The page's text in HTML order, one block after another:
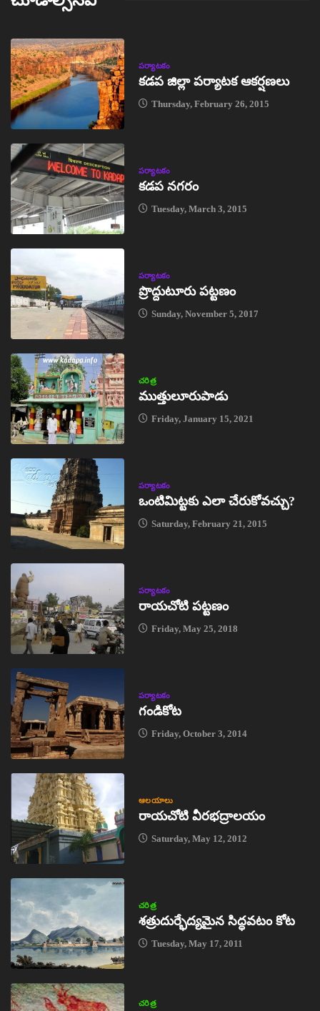
పర్యాటకం
కడప జిల్లా పర్యాటక ఆకర్షణలు
Thursday, February 26, 2015
పర్యాటకం
కడప నగరం
Tuesday, March 3, 2015
పర్యాటకం
ప్రొద్దుటూరు పట్టణం
Sunday, November 5, 2017
చరిత్ర
ముత్తులూరుపాడు
Friday, January 15, 2021
పర్యాటకం
ఒంటిమిట్టకు ఎలా చేరుకోవచ్చు?
Saturday, February 21, 2015
పర్యాటకం
రాయచోటి పట్టణం
Friday, May 25, 2018
పర్యాటకం
గండికోట
Friday, October 3, 2014
ఆలయాలు
రాయచోటి వీరభద్రాలయం
Saturday, May 12, 2012
చరిత్ర
శత్రుదుర్భేద్యమైన సిద్ధవటం కోట
Tuesday, May 17, 2011
చరిత్ర